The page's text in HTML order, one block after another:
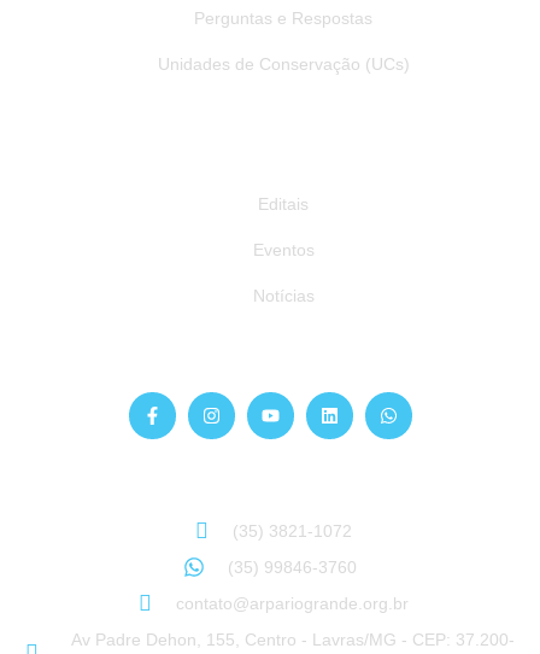
Perguntas e Respostas
Unidades de Conservação (UCs)
Editais
Eventos
Notícias
(35) 3821-1072
(35) 99846-3760
contato@arpariogrande.org.br
Av Padre Dehon, 155, Centro - Lavras/MG - CEP: 37.200-